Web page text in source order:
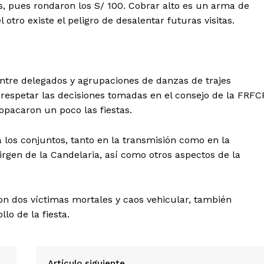
pues rondaron los S/ 100. Cobrar alto es un arma de
existe el peligro de desalentar futuras visitas.
delegados y agrupaciones de danzas de trajes
las decisiones tomadas en el consejo de la
un poco las fiestas.
conjuntos, tanto en la transmisión como en la
de la Candelaria, así como otros aspectos de la
dos víctimas mortales y caos vehicular, también
de la fiesta.